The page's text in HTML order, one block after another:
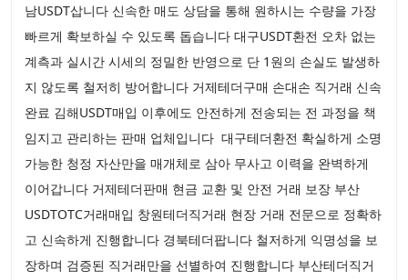
남USDT삽니다 신속한 매도 상담을 통해 원하시는 수량을 가장
빠르게 확보하실 수 있도록 돕습니다 대구USDT환전 오차 없는
계측과 실시간 시세의 정밀한 반영으로 단 1원의 손실도 발생하
지 않도록 철저히 방어합니다 거제테더구매 손대손 직거래 신속
완료 김해USDT매입 이후에도 안전하게 전송되는 전 과정을 책
임지고 관리하는 판매 업체입니다 대구테더환전 확실하게 소명
가능한 청정 자산만을 매개체로 삼아 무사고 이력을 완벽하게
이어갑니다 거제테더판매 현금 교환 및 안전 거래 보장 부산
USDTOTC거래매입 창원테더직거래 현장 거래 전문으로 정확하
고 신속하게 진행합니다 경북테더팝니다 철저하게 익명성을 보
장하며 검증된 직거래만을 선별하여 진행합니다 부산테더직거